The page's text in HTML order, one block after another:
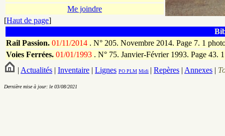
Me joindre
[Haut de page]
Rail Passion. 01/11/2014 . N° 205. Novembre 2014. Page 7. 1
Voies Ferrées. 01/01/1993 . N° 75. Janvier-Février 1993. Page 43.
| Actualités | Inventaire | Lignes PO PLM Midi | Repères | Annexes |
Dernière mise à jour: le 03/08/2021